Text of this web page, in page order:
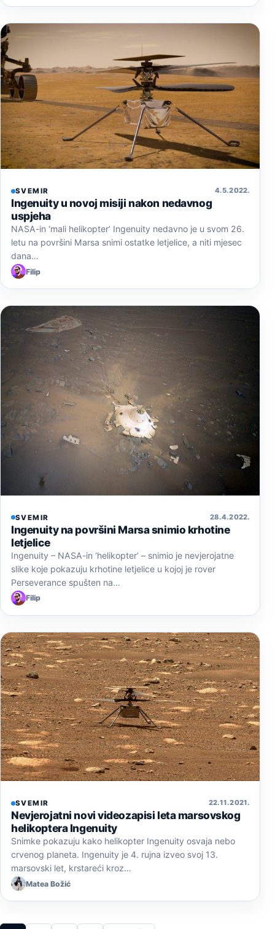
SVEMIR 4. 5. 2022.
Ingenuity u novoj misiji nakon nedavnog
uspjeha
NASA-in ‘mali helikopter’ Ingenuity nedavno je u svom 26.
letu na površini Marsa snimi ostatke letjelice, a niti mjesec
dana…
Filip
SVEMIR 28. 4. 2022.
Ingenuity na površini Marsa snimio krhotine
letjelice
Ingenuity – NASA-in ‘helikopter’ – snimio je nevjerojatne
slike koje pokazuju krhotine letjelice u kojoj je rover
Perseverance spušten na…
Filip
SVEMIR 22. 11. 2021.
Nevjerojatni novi videozapisi leta marsovskog
helikoptera Ingenuity
Snimke pokazuju kako helikopter Ingenuity osvaja nebo
crvenog planeta. Ingenuity je 4. rujna izveo svoj 13.
marsovski let, krstareći kroz…
Matea Božić